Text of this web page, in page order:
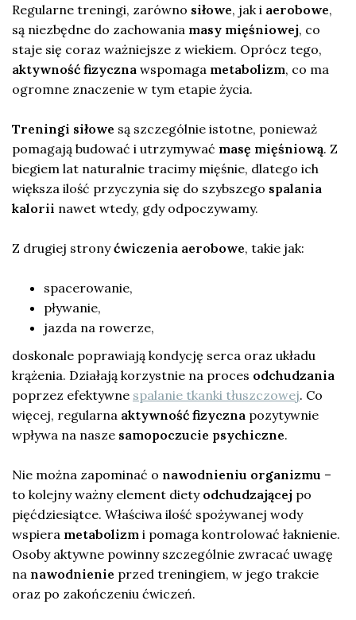
Regularne treningi, zarówno siłowe, jak i aerobowe,
są niezbędne do zachowania masy mięśniowej, co
staje się coraz ważniejsze z wiekiem. Oprócz tego,
aktywność fizyczna wspomaga metabolizm, co ma
ogromne znaczenie w tym etapie życia.
Treningi siłowe są szczególnie istotne, ponieważ
pomagają budować i utrzymywać masę mięśniową. Z
biegiem lat naturalnie tracimy mięśnie, dlatego ich
większa ilość przyczynia się do szybszego spalania
kalorii nawet wtedy, gdy odpoczywamy.
Z drugiej stronyćwiczenia aerobowe, takie jak:
spacerowanie,
pływanie,
jazda na rowerze,
doskonale poprawiają kondycję serca oraz układu
krążenia. Działają korzystnie na proces odchudzania
poprzez efektywne spalanie tkanki tłuszczowej. Co
więcej, regularna aktywność fizyczna pozytywnie
wpływa na nasze samopoczucie psychiczne.
Nie można zapominać o nawodnieniu organizmu –
to kolejny ważny element diety odchudzającej po
pięćdziesiątce. Właściwa ilość spożywanej wody
wspiera metabolizm i pomaga kontrolować łaknienie.
Osoby aktywne powinny szczególnie zwracać uwagę
na nawodnienie przed treningiem, w jego trakcie
oraz po zakończeniu ćwiczeń.